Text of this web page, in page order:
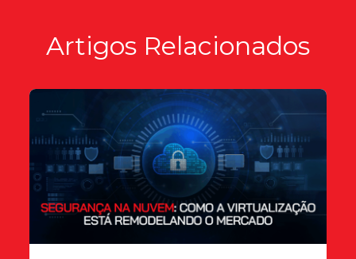
Artigos Relacionados